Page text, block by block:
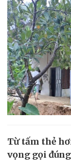
Từ tấm thẻ
vọng gọi